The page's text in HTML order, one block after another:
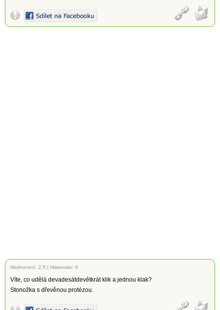
Hodnocení: 2.5 | Hlasovalo: 0
Víte, co udělá devadesátdevětkrát klik a jednou klak?
Stonožka s dřevěnou protézou.